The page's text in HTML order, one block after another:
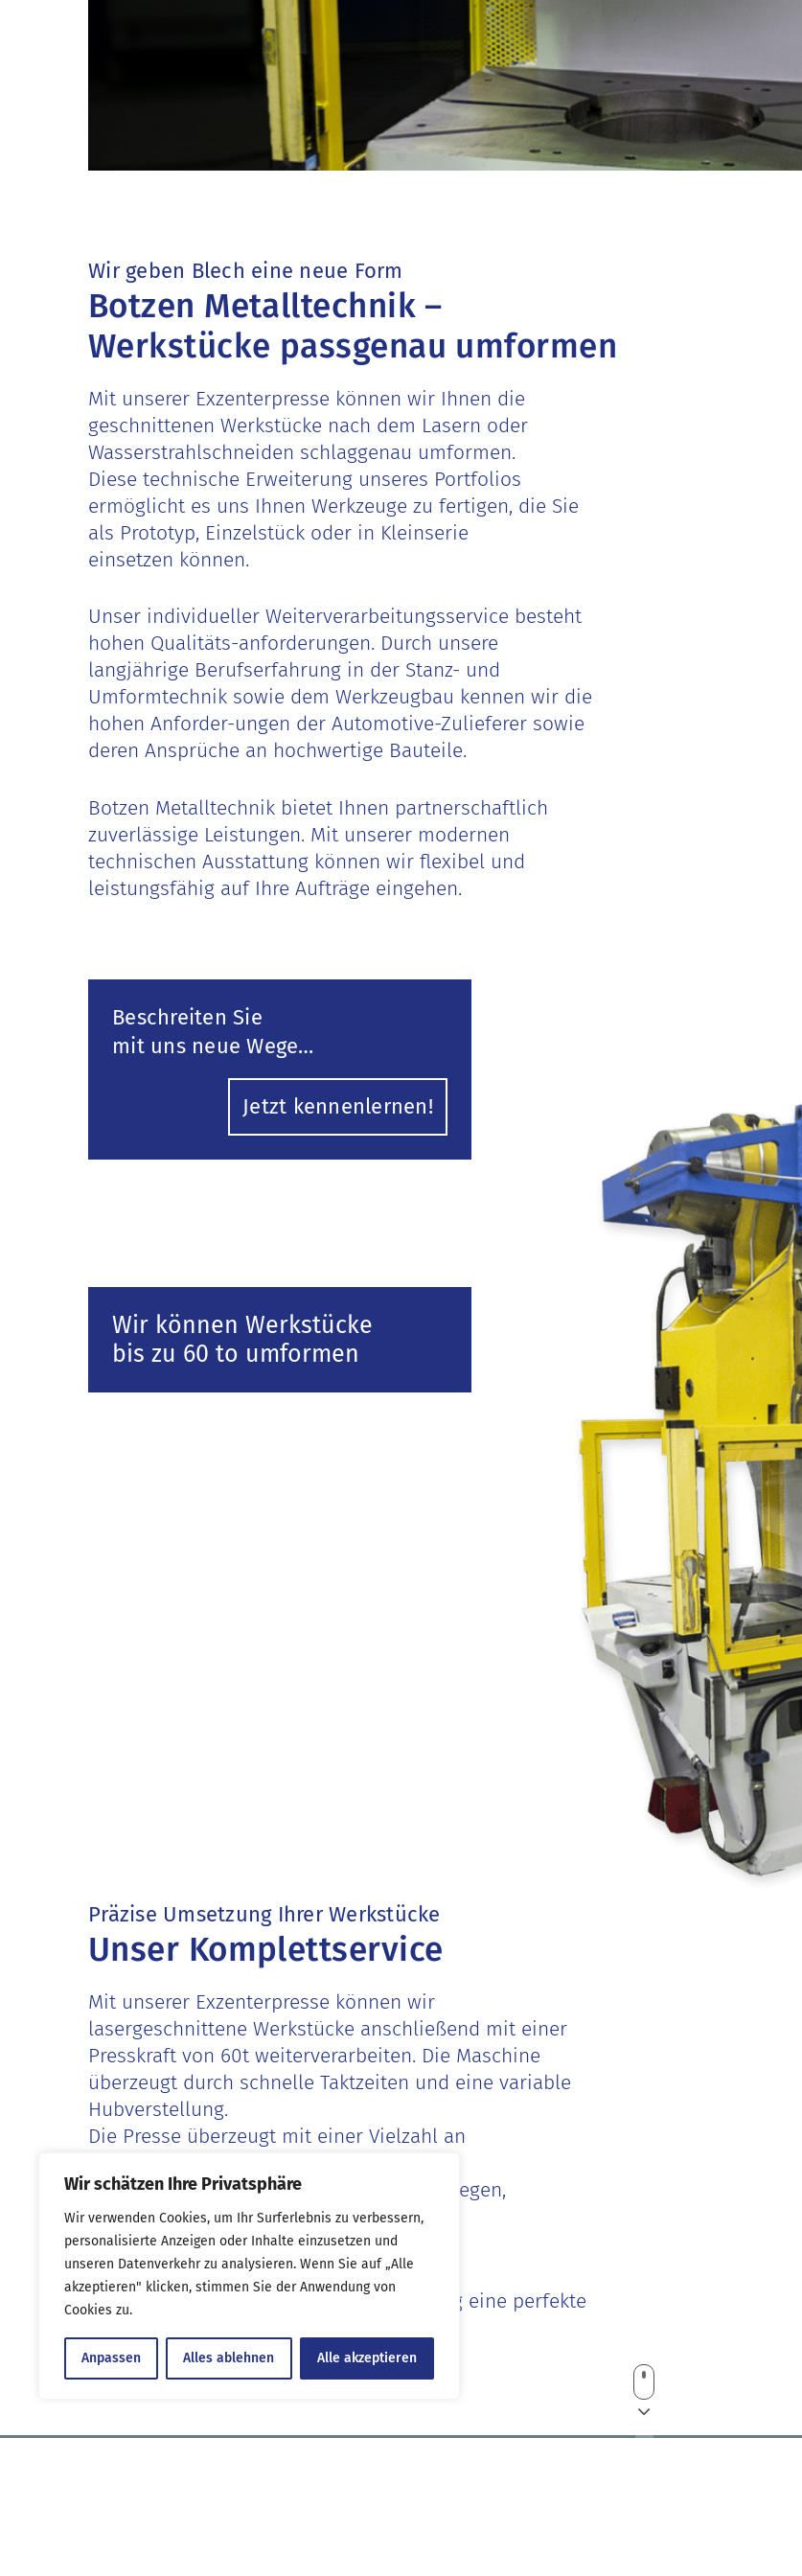
Wir schätzen Ihre Privatsphäre
Wir verwenden Cookies, um Ihr Surferlebnis zu verbessern,
personalisierte Anzeigen oder Inhalte einzusetzen und
unseren Datenverkehr zu analysieren. Wenn Sie auf „Alle
akzeptieren" klicken, stimmen Sie der Anwendung von
Cookies zu.
Anpassen Alles ablehnen Alle akzeptieren
Wir geben Blech eine neue Form
Botzen Metalltechnik –
Werkstücke passgenau umformen
Mit unserer Exzenterpresse können wir Ihnen die
geschnittenen Werkstücke nach dem Lasern oder
Wasserstrahlschneiden schlaggenau umformen.
Diese technische Erweiterung unseres Portfolios
ermöglicht es uns Ihnen Werkzeuge zu fertigen, die Sie
als Prototyp, Einzelstück oder in Kleinserie
einsetzen können.
Unser individueller Weiterverarbeitungsservice besteht
hohen Qualitäts-anforderungen. Durch unsere
langjährige Berufserfahrung in der Stanz- und
Umformtechnik sowie dem Werkzeugbau kennen wir die
hohen Anforder-ungen der Automotive-Zulieferer sowie
deren Ansprüche an hochwertige Bauteile.
Botzen Metalltechnik bietet Ihnen partnerschaftlich
zuverlässige Leistungen. Mit unserer modernen
technischen Ausstattung können wir flexibel und
leistungsfähig auf Ihre Aufträge eingehen.
Beschreiten Sie
mit uns neue Wege…
Jetzt kennenlernen!
Wir können Werkstücke
bis zu 60 to umformen
Präzise Umsetzung Ihrer Werkstücke
Unser Komplettservice
Mit unserer Exzenterpresse können wir
lasergeschnittene Werkstücke anschließend mit einer
Presskraft von 60t weiterverarbeiten. Die Maschine
überzeugt durch schnelle Taktzeiten und eine variable
Hubverstellung.
Die Presse überzeugt mit einer Vielzahl an
Mit ihr sind wir in der Lage zu Stanzen, Biegen,
Beschneiden, Entgraten
und Umzuformen.
Dadurch ist sie für die Weiterverarbeitung eine perfekte